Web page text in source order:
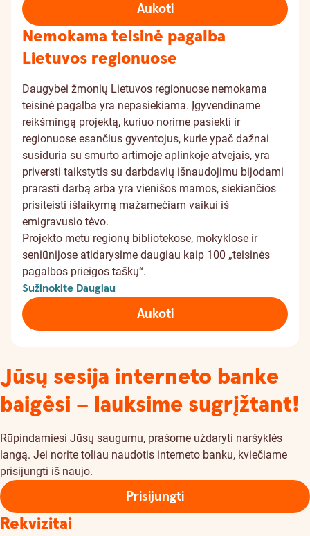
Aukoti
Nemokama teisinė pagalba
Lietuvos regionuose
Daugybei žmonių Lietuvos regionuose nemokama
teisinė pagalba yra nepasiekiama. Įgyvendiname
reikšmingą projektą, kuriuo norime pasiekti ir
regionuose esančius gyventojus, kurie ypač dažnai
susiduria su smurto artimoje aplinkoje atvejais, yra
priversti taikstytis su darbdavių išnaudojimu bijodami
prarasti darbą arba yra vienišos mamos, siekiančios
prisiteisti išlaikymą mažamečiam vaikui iš
emigravusio tėvo.
Projekto metu regionų bibliotekose, mokyklose ir
seniūnijose atidarysime daugiau kaip 100 „teisinės
pagalbos prieigos taškų“.
Sužinokite Daugiau
Aukoti
Jūsų sesija interneto banke
baigėsi – lauksime sugrįžtant!
Rūpindamiesi Jūsų saugumu, prašome uždaryti naršyklės
langą. Jei norite toliau naudotis interneto banku, kviečiame
prisijungti iš naujo.
Prisijungti
Rekvizitai